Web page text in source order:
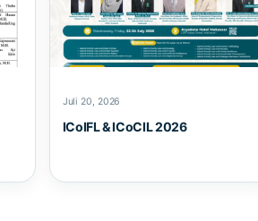
Juli 20, 2026
ICoIFL & ICoCIL 2026